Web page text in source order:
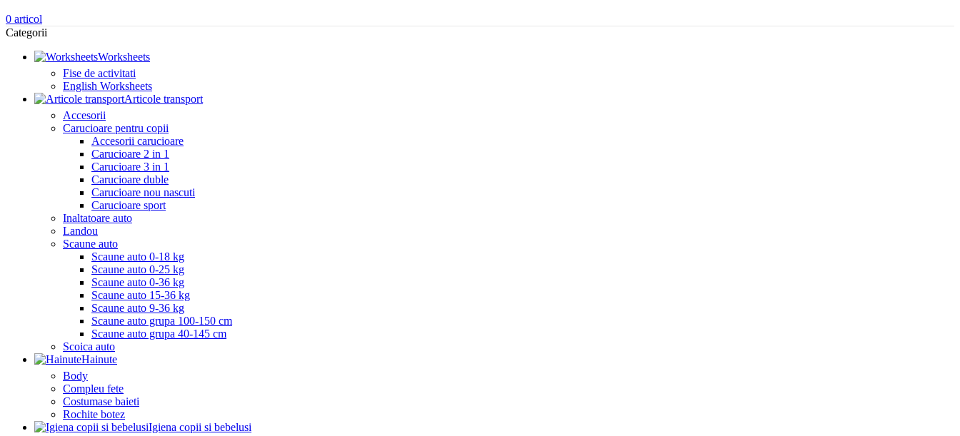
0 articol
Categorii
Worksheets
Fise de activitati
English Worksheets
Articole transport
Accesorii
Carucioare pentru copii
Accesorii carucioare
Carucioare 2 in 1
Carucioare 3 in 1
Carucioare duble
Carucioare nou nascuti
Carucioare sport
Inaltatoare auto
Landou
Scaune auto
Scaune auto 0-18 kg
Scaune auto 0-25 kg
Scaune auto 0-36 kg
Scaune auto 15-36 kg
Scaune auto 9-36 kg
Scaune auto grupa 100-150 cm
Scaune auto grupa 40-145 cm
Scoica auto
Hainute
Body
Compleu fete
Costumase baieti
Rochite botez
Igiena copii si bebelusi